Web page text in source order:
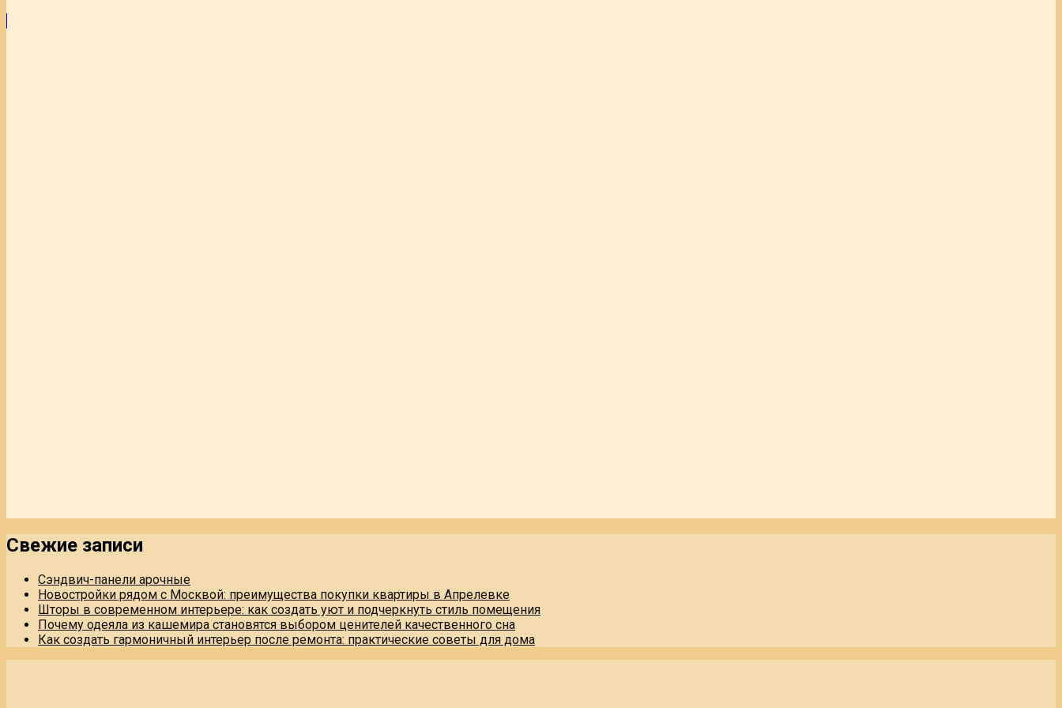
Свежие записи
Сэндвич-панели арочные
Новостройки рядом с Москвой: преимущества покупки квартиры в Апрелевке
Шторы в современном интерьере: как создать уют и подчеркнуть стиль помещения
Почему одеяла из кашемира становятся выбором ценителей качественного сна
Как создать гармоничный интерьер после ремонта: практические советы для дома